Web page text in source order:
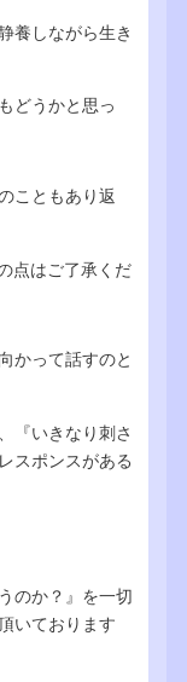
養しながら生き
どうかと思っ
こともあり返
点はご了承くだ
かって話すのと
『いきなり刺さ
スポンスがある
のか？』を一切
いております